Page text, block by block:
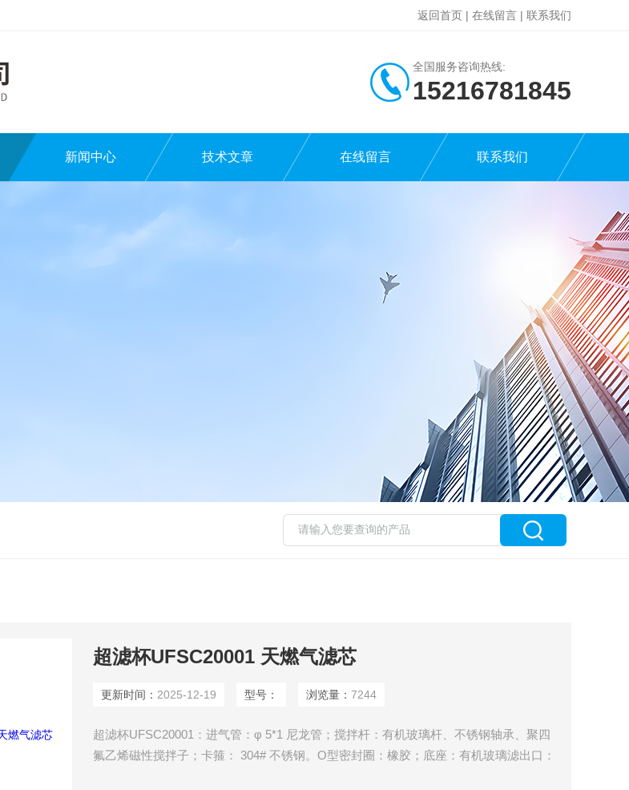
返回首页 | 在线留言 | 联系我们
全国服务咨询热线:
15216781845
新闻中心 技术文章 在线留言 联系我们
超滤杯UFSC20001 天燃气滤芯
更新时间： 2025-12-19 型号： 浏览量：7244
超滤杯UFSC20001：进气管：φ 5*1 尼龙管；搅拌杆：有机玻璃杆、不锈钢轴承、聚四
氟乙烯磁性搅拌子；卡箍： 304# 不锈钢。O型密封圈：橡胶；底座：有机玻璃滤出口：